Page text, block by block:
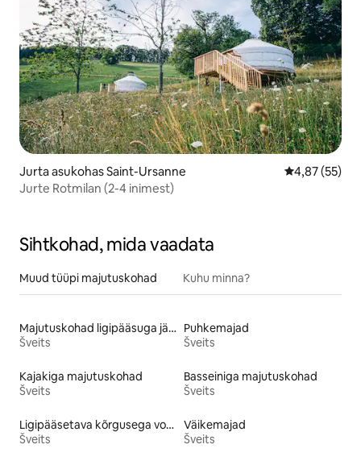
Jurta asukohas Saint-Ursanne Keskmine
4,87 (55)
Jurte Rotmilan (2-4 inimest)
Sihtkohad, mida vaadata
Muud tüüpi majutuskohad Kuhu minna?
Majutuskohad ligipääsuga järvele
Šveits
Puhkemajad
Šveits
Kajakiga majutuskohad
Šveits
Basseiniga majutuskohad
Šveits
Ligipääsetava kõrgusega voodiga majutuskohad
Šveits
Väikemajad
Šveits